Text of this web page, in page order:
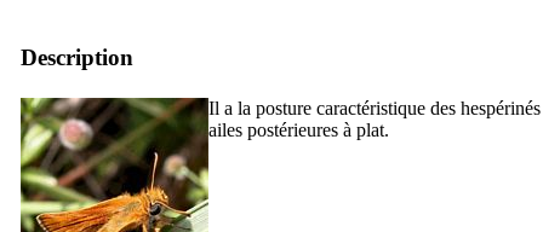
Description
Il a la posture caractéristique des
ailes postérieures à plat.